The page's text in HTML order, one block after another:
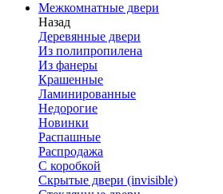
Межкомнатные двери
Назад
Деревянные двери
Из полипропилена
Из фанеры
Крашенные
Ламинированные
Недорогие
Новинки
Распашные
Распродажа
С коробкой
Скрытые двери (invisible)